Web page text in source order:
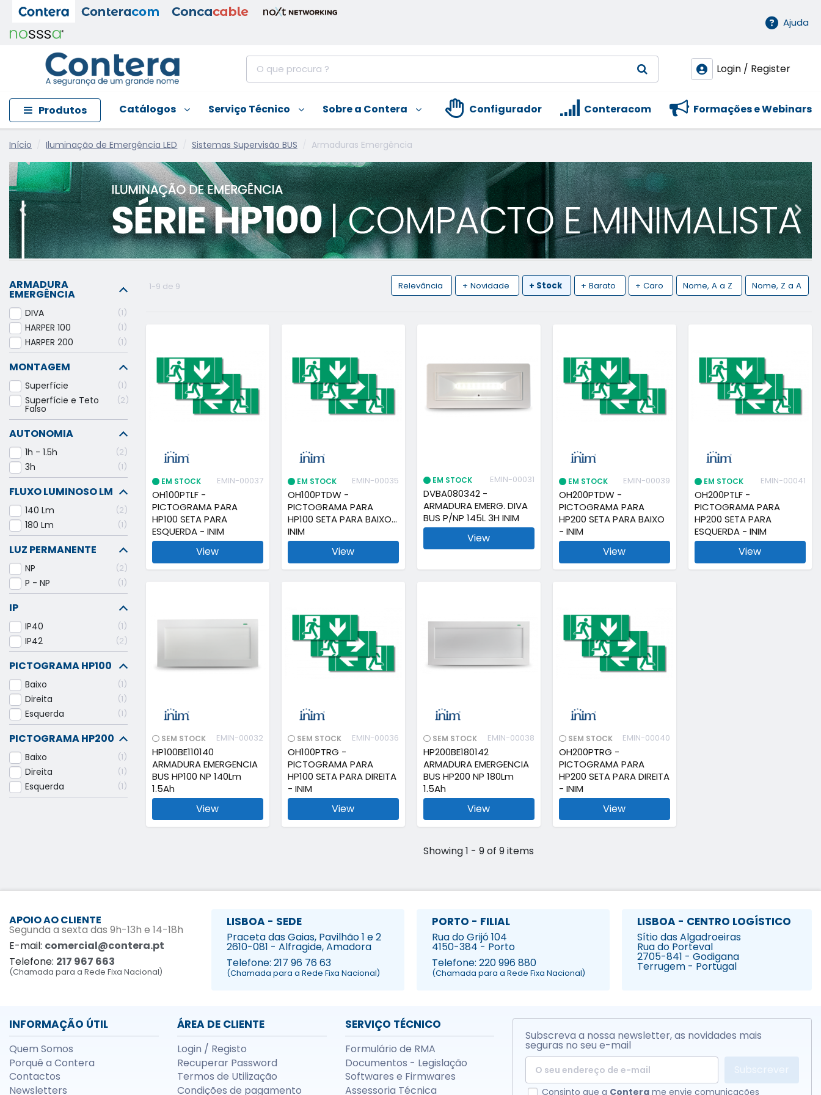
Ajuda
Login / Register
Produtos Catálogos Serviço Técnico Sobre a Contera Formações e Webinars
Conteracom
Configurador
Início Iluminação de Emergência LED Sistemas Supervisão BUS Armaduras Emergência
1-9 de 9 Relevância + Novidade + Stock + Barato + Caro Nome, A a Z Nome, Z a A
EM STOCK EMIN-00037
OH100PTLF -
PICTOGRAMA PARA
HP100 SETA PARA
ESQUERDA - INIM
View
EM STOCK EMIN-00035
OH100PTDW -
PICTOGRAMA PARA
HP100 SETA PARA BAIXO -
INIM
View
EM STOCK EMIN-00031
DVBA080342 -
ARMADURA EMERG. DIVA
BUS P/NP 145L 3H INIM
View
EM STOCK EMIN-00039
OH200PTDW -
PICTOGRAMA PARA
HP200 SETA PARA BAIXO
- INIM
View
EM STOCK EMIN-00041
OH200PTLF -
PICTOGRAMA PARA
HP200 SETA PARA
ESQUERDA - INIM
View
SEM STOCK EMIN-00032
HP100BE110140
ARMADURA EMERGENCIA
BUS HP100 NP 140Lm
1.5Ah
View
SEM STOCK EMIN-00036
OH100PTRG -
PICTOGRAMA PARA
HP100 SETA PARA DIREITA
- INIM
View
SEM STOCK EMIN-00038
HP200BE180142
ARMADURA EMERGENCIA
BUS HP200 NP 180Lm
1.5Ah
View
SEM STOCK EMIN-00040
OH200PTRG -
PICTOGRAMA PARA
HP200 SETA PARA DIREITA
- INIM
View
Showing 1 - 9 of 9 items
ARMADURA
EMERGÊNCIA
DIVA 1
HARPER 100 1
HARPER 200 1
MONTAGEM
Superfície 1
Superfície e Teto
Falso
2
AUTONOMIA
1h - 1.5h 2
3h 1
FLUXO LUMINOSO LM
140 Lm 2
180 Lm 1
LUZ PERMANENTE
NP 2
P - NP 1
IP
IP40 1
IP42 2
PICTOGRAMA HP100
Baixo 1
Direita 1
Esquerda 1
PICTOGRAMA HP200
Baixo 1
Direita 1
Esquerda 1
APOIO AO CLIENTE
Segunda a sexta das 9h-13h e 14-18h
E-mail: comercial@contera.pt
Telefone: 217 967 663
(Chamada para a Rede Fixa Nacional)
LISBOA - SEDE
Praceta das Gaias, Pavilhão 1 e 2
2610-081 - Alfragide, Amadora
Telefone: 217 96 76 63
(Chamada para a Rede Fixa Nacional)
PORTO - FILIAL
Rua do Grijó 104
4150-384 - Porto
Telefone: 220 996 880
(Chamada para a Rede Fixa Nacional)
LISBOA - CENTRO LOGÍSTICO
Sítio das Algadroeiras
Rua do Porteval
2705-841 - Godigana
Terrugem - Portugal
INFORMAÇÃO ÚTIL
Quem Somos
Porquê a Contera
Contactos
Newsletters
ÁREA DE CLIENTE
Login / Registo
Recuperar Password
Termos de Utilização
Condições de pagamento
SERVIÇO TÉCNICO
Formulário de RMA
Documentos - Legislação
Softwares e Firmwares
Assessoria Técnica
Subscreva a nossa newsletter, as novidades mais
seguras no seu e-mail
Subscrever
Consinto que a Contera me envie comunicações